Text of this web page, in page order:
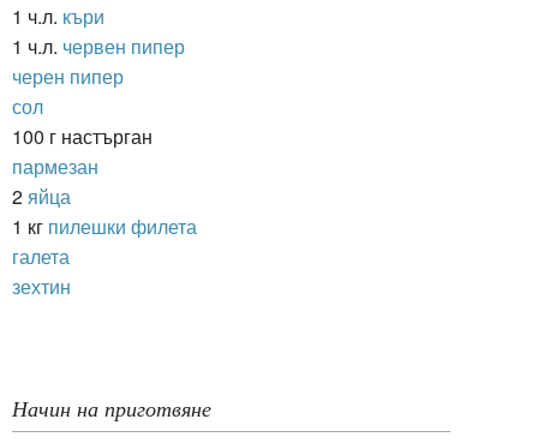
1 ч.л. къри
1 ч.л. червен пипер
черен пипер
сол
100 г настърган
пармезан
2 яйца
1 кг пилешки филета
галета
зехтин
Начин на приготвяне